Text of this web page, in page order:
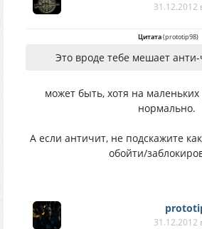
31.12.2012
Цитата(prototip98)
Это вроде тебе мешает анти-
может быть, хотя на
нормально.
А если античит, не подскажите
обойти/
31.12.2012